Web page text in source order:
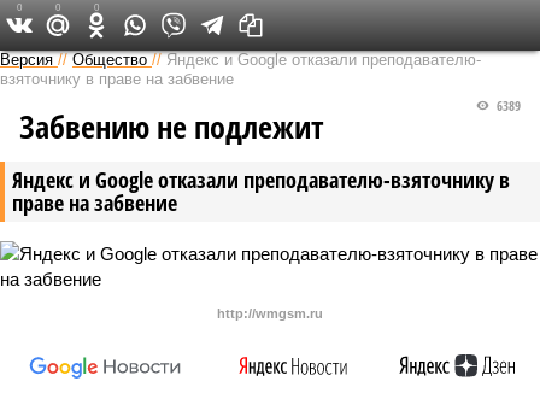
Версия в Чувашии
Версия //Общество //Яндекс и Google отказали преподавателю-
взяточнику в праве на забвение
Яндекс и Google отказали преподавателю-взяточнику в
праве на забвение
6389
Забвению не подлежит
http://wmgsm.ru
0 0 0